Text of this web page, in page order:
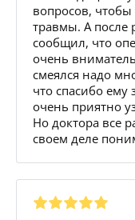
вопросов,
травмы. А после
сообщил, что
очень
смеялся надо
что спасибо ему
очень приятно
Но доктора все
своем деле